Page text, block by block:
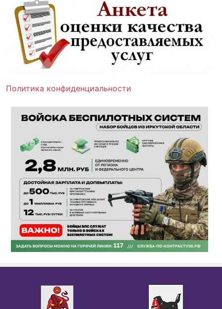
Политика конфиденциальности